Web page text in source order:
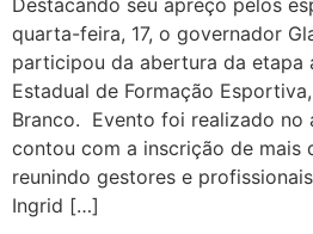
quarta-feira, 17, o governador
participou da abertura da etapa
Estadual de Formação
Branco. Evento foi realizado no
contou com a inscrição de mais
reunindo gestores e
Ingrid […]